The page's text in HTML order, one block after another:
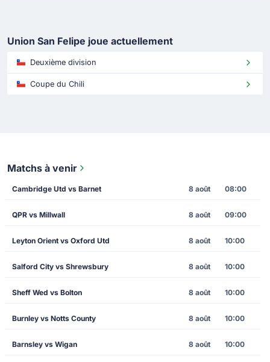
Union San Felipe joue actuellement
Deuxième division
Coupe du Chili
Matchs à venir
Cambridge Utd vs Barnet 8 août 08:00
QPR vs Millwall 8 août 09:00
Leyton Orient vs Oxford Utd 8 août 10:00
Salford City vs Shrewsbury 8 août 10:00
Sheff Wed vs Bolton 8 août 10:00
Burnley vs Notts County 8 août 10:00
Barnsley vs Wigan 8 août 10:00